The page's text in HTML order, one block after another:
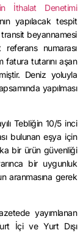
İthalat Denetimi
yapılacak tespit
beyannamesi
numarası
tutarını aşan
Deniz yoluyla
yapılması
Tebliğin 10/5 inci
bulunan eşya için
bir ürün güvenliği
bir uygunluk
aranmasına gerek
yayımlanan
İçi ve Yurt Dışı